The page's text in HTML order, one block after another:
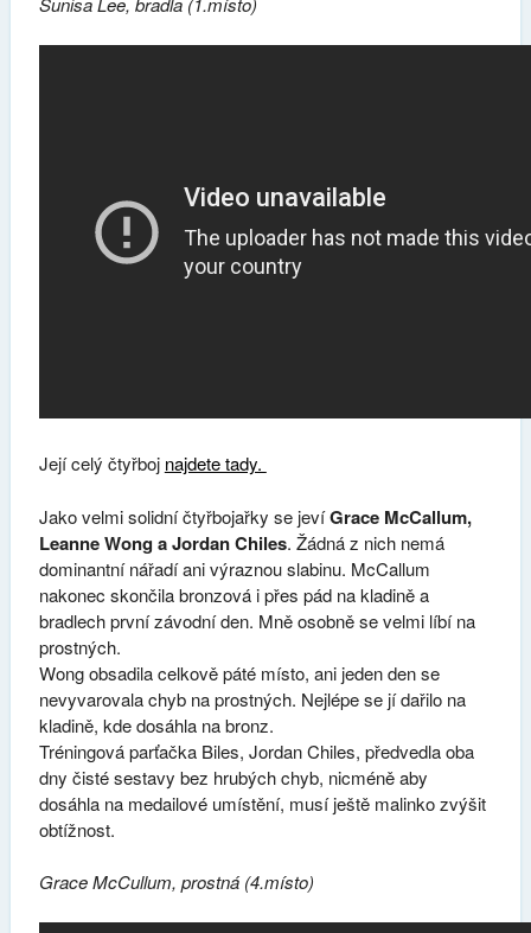
Její celý čtyřboj najdete tady.
Jako velmi solidní čtyřbojařky se jevíGrace McCallum,
Leanne Wong a Jordan Chiles. Žádná z nich nemá
dominantní nářadí ani výraznou slabinu. McCallum
nakonec skončila bronzová i přes pád na kladině a
bradlech první závodní den. Mně osobně se velmi líbí na
prostných.
Wong obsadila celkově páté místo, ani jeden den se
nevyvarovala chyb na prostných. Nejlépe se jí dařilo na
kladině, kde dosáhla na bronz.
Tréningová parťačka Biles, Jordan Chiles, předvedla oba
dny čisté sestavy bez hrubých chyb, nicméně aby
dosáhla na medailové umístění, musí ještě malinko zvýšit
obtížnost.
Grace McCullum, prostná (4.místo)